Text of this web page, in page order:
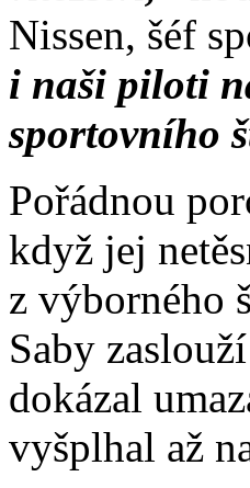
Nissen, šéf
i naši piloti
sportovního
Pořádnou
když jej
z výborného
Saby
dokázal
vyšplhal až